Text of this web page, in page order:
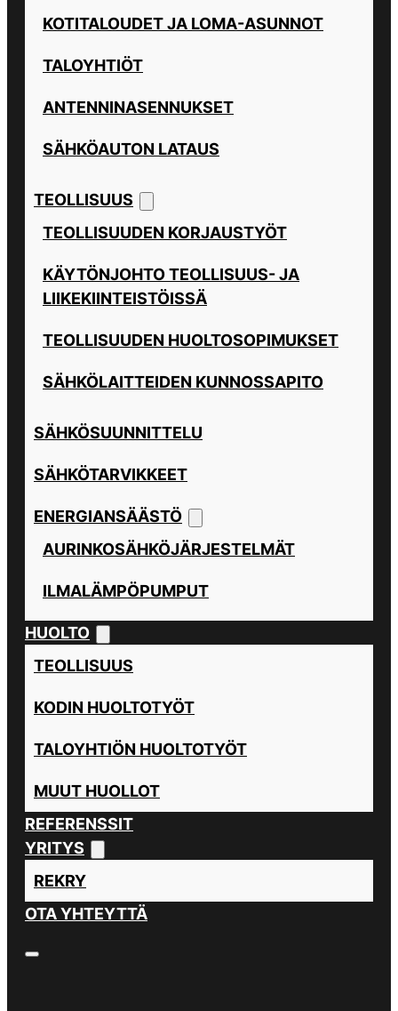
KOTITALOUDET JA LOMA-ASUNNOT
TALOYHTIÖT
ANTENNINASENNUKSET
SÄHKÖAUTON LATAUS
TEOLLISUUS
TEOLLISUUDEN KORJAUSTYÖT
KÄYTÖNJOHTO TEOLLISUUS- JA
LIIKEKIINTEISTÖISSÄ
TEOLLISUUDEN HUOLTOSOPIMUKSET
SÄHKÖLAITTEIDEN KUNNOSSAPITO
SÄHKÖSUUNNITTELU
SÄHKÖTARVIKKEET
ENERGIANSÄÄSTÖ
AURINKOSÄHKÖJÄRJESTELMÄT
ILMALÄMPÖPUMPUT
HUOLTO
TEOLLISUUS
KODIN HUOLTOTYÖT
TALOYHTIÖN HUOLTOTYÖT
MUUT HUOLLOT
REFERENSSIT
YRITYS
REKRY
OTA YHTEYTTÄ